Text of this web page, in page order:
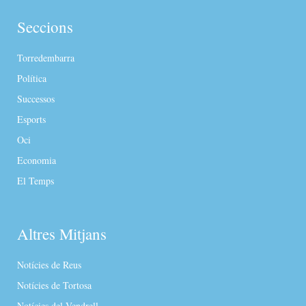
Seccions
Torredembarra
Política
Successos
Esports
Oci
Economia
El Temps
Altres Mitjans
Notícies de Reus
Notícies de Tortosa